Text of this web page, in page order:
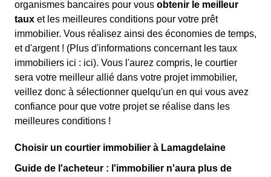
organismes bancaires pour vous obtenir le meilleur
taux et les meilleures conditions pour votre prêt
immobilier. Vous réalisez ainsi des économies de temps,
et d'argent ! (Plus d'informations concernant les taux
immobiliers ici : ici). Vous l'aurez compris, le courtier
sera votre meilleur allié dans votre projet immobilier,
veillez donc à sélectionner quelqu'un en qui vous avez
confiance pour que votre projet se réalise dans les
meilleures conditions !
Choisir un courtier immobilier à Lamagdelaine
Guide de l'acheteur : l'immobilier n'aura plus de